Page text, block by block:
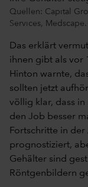
Quellen: Capital
Services,
Das erklärt
ihnen gibt als vor
Hinton warnte,
sollten jetzt
völlig klar, dass in
den Job besser
Fortschritte in
prognostiziert,
Gehälter sind
Röntgenbildern